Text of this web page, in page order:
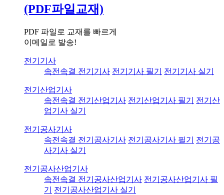
(PDF파일교재)
PDF 파일로 교재를 빠르게
이메일로 발송!
전기기사
속전속결 전기기사 전기기사 필기 전기기사 실기
전기산업기사
속전속결 전기산업기사 전기산업기사 필기
전기산
업기사 실기
전기공사기사
속전속결 전기공사기사 전기공사기사 필기
전기공
사기사 실기
전기공사산업기사
속전속결 전기공사산업기사 전기공사산업기사 필
기
전기공사산업기사 실기